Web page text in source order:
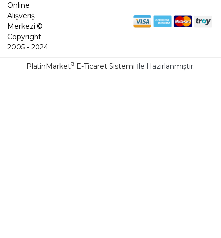
Online
Alışveriş
Merkezi ©
Copyright
2005 - 2024
PlatinMarket® E-Ticaret Sistemi İle Hazırlanmıştır.